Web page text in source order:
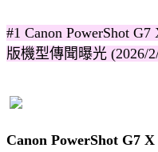
#1 Canon PowerShot
版機型傳聞曝光 (2026/
Canon PowerShot G7